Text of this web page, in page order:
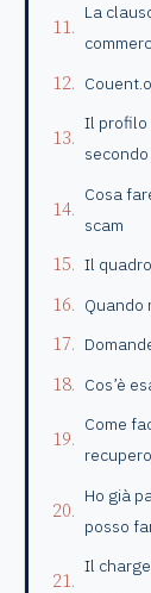
La
Il profilo
Cosa
scam
Il
Quando
Cos’è
Come
Ho già
posso
Il